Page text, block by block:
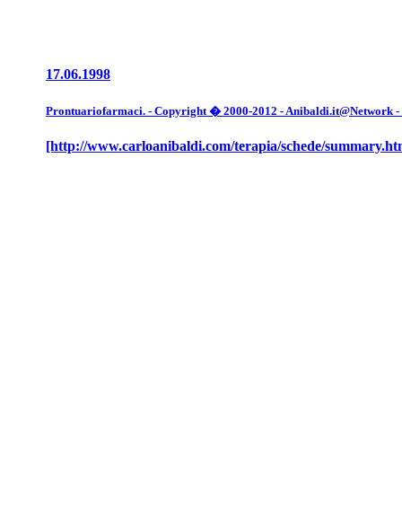
17.06.1998
Prontuariofarmaci. - Copyright � 2000-2012 - Anibaldi.it@Network
[http://www.carloanibaldi.com/terapia/schede/